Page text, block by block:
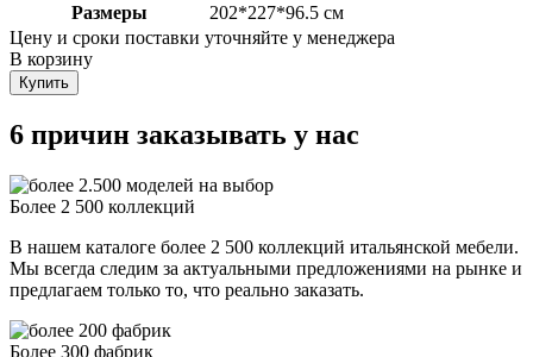
Размеры
202*227*96.5 см
Цену и сроки поставки уточняйте у менеджера
В корзину
Купить
6 причин заказывать у нас
Более 2 500 коллекций
В нашем каталоге более 2 500 коллекций итальянской мебели.
Мы всегда следим за актуальными предложениями на рынке и
предлагаем только то, что реально заказать.
Более 300 фабрик